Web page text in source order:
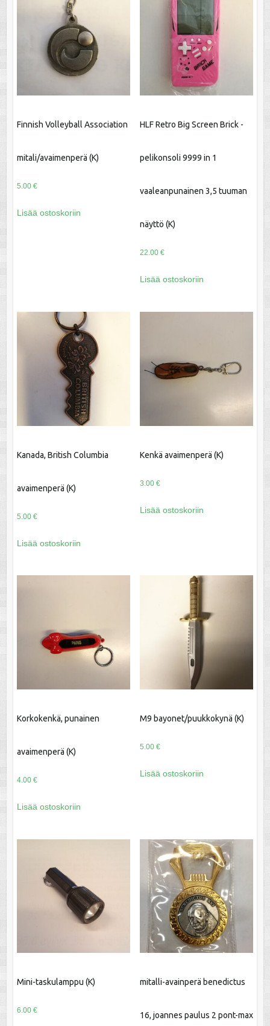
Finnish Volleyball Association
mitali/avaimenperä (K)
5.00 €
Lisää ostoskoriin
HLF Retro Big Screen Brick -
pelikonsoli 9999 in 1
vaaleanpunainen 3,5 tuuman
näyttö (K)
22.00 €
Lisää ostoskoriin
Kanada, British Columbia
avaimenperä (K)
5.00 €
Lisää ostoskoriin
Kenkä avaimenperä (K)
3.00 €
Lisää ostoskoriin
Korkokenkä, punainen
avaimenperä (K)
4.00 €
Lisää ostoskoriin
M9 bayonet/puukkokynä (K)
5.00 €
Lisää ostoskoriin
Mini-taskulamppu (K)
6.00 €
mitalli-avainperä benedictus
16, joannes paulus 2 pont-max